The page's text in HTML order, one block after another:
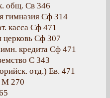
общ. Св 346
гимназия Сф 314
касса Сф 471
церковь Сф 307
кредита Сф 471
С 343
отд.) Ев. 471
М 270